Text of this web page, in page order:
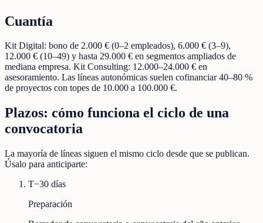
Cuantía
Kit Digital: bono de 2.000 € (0–2 empleados), 6.000 € (3–9),
12.000 € (10–49) y hasta 29.000 € en segmentos ampliados de
mediana empresa. Kit Consulting: 12.000–24.000 € en
asesoramiento. Las líneas autonómicas suelen cofinanciar 40–80 %
de proyectos con topes de 10.000 a 100.000 €.
Plazos: cómo funciona el ciclo de una
convocatoria
La mayoría de líneas siguen el mismo ciclo desde que se publican.
Úsalo para anticiparte:
T−30 días
Preparación